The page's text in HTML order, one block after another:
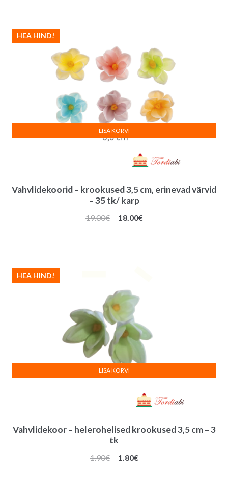
Vahvlidekoorid – krookused 3,5 cm, erinevad värvid
– 35 tk/ karp
HEA HIND!
19.00€
Algne
18.00€Praegune
LISA KORVI
Vahvlidekoor – helerohelised krookused 3,5 cm – 3
tk
HEA HIND!
1.90€
Algne
1.80€Praegune
LISA KORVI